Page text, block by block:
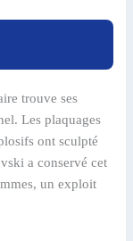
trouve ses
Les plaquages
ont sculpté
a conservé cet
un exploit